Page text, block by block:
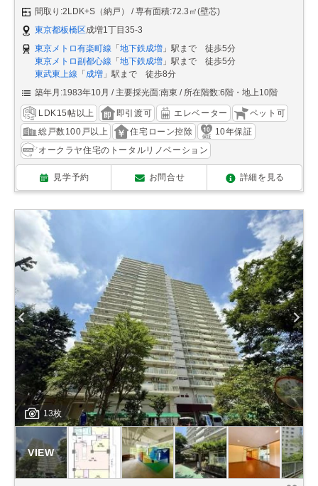
間取り:2LDK+S（納戸）
専有面積:72.3㎡(壁芯)
東京都板橋区成増1丁目35-3
東京メトロ有楽町線 「 地下鉄成増 」駅まで 徒歩5分
東京メトロ副都心線 「 地下鉄成増 」駅まで 徒歩5分
東武東上線 「 成増 」駅まで 徒歩8分
築年月:1983年10月
主要採光面:南東 所在階数:6階・地上10階
LDK15帖以上 即引渡可 エレベーター
ペット可
総戸数100戸以上
住宅ローン控除
10年保証
オークラヤ住宅のトータルリノベーション
見学予約 お問合せ 詳細を見る
13枚